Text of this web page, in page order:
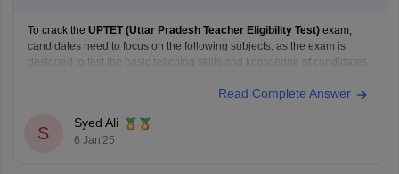
To crack the UPTET (Uttar Pradesh Teacher Eligibility Test) exam,
candidates need to focus on the following subjects, as the exam is
designed to test the basic teaching skills and knowledge of candidates
(for teaching classes 1 to 5):
Child
Read Complete Answer
S
Syed Ali
6 Jan'25